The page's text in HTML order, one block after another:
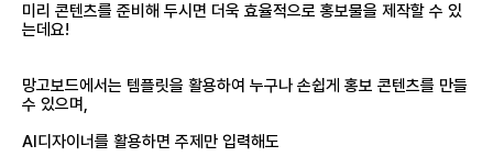
미리 콘텐츠를 준비해 두시면 더욱 효율적으로 홍보물을 제작할 수 있
는데요!
망고보드에서는 템플릿을 활용하여 누구나 손쉽게 홍보 콘텐츠를 만들
수 있으며,
AI디자이너를 활용하면 주제만 입력해도